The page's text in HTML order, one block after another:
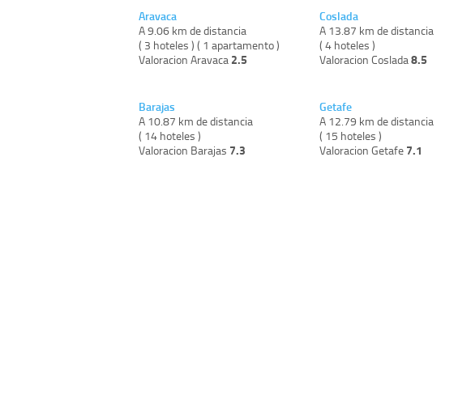
Aravaca
A 9.06 km de distancia
( 3 hoteles ) ( 1 apartamento )
Valoracion Aravaca 2.5
Barajas
A 10.87 km de distancia
( 14 hoteles )
Valoracion Barajas 7.3
Coslada
A 13.87 km de distancia
( 4 hoteles )
Valoracion Coslada 8.5
Getafe
A 12.79 km de distancia
( 15 hoteles )
Valoracion Getafe 7.1